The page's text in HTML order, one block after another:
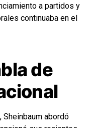
a partidos y
continuaba en el
de
Sheinbaum abordó